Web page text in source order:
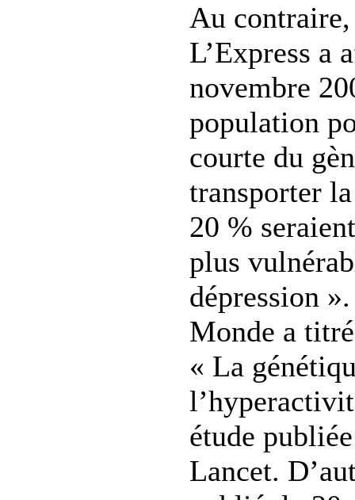
Au contraire,
L’Express a
novembre
population
courte du
transporter
20 %
plus
dépression
Monde a
« La
étude
Lancet.